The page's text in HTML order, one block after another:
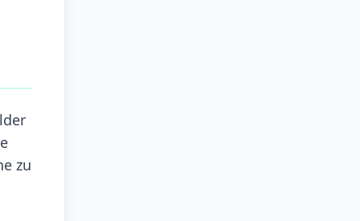
zu